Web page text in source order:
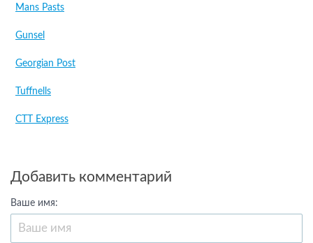
Mans Pasts
Gunsel
Georgian Post
Tuffnells
CTT Express
Добавить комментарий
Ваше имя: